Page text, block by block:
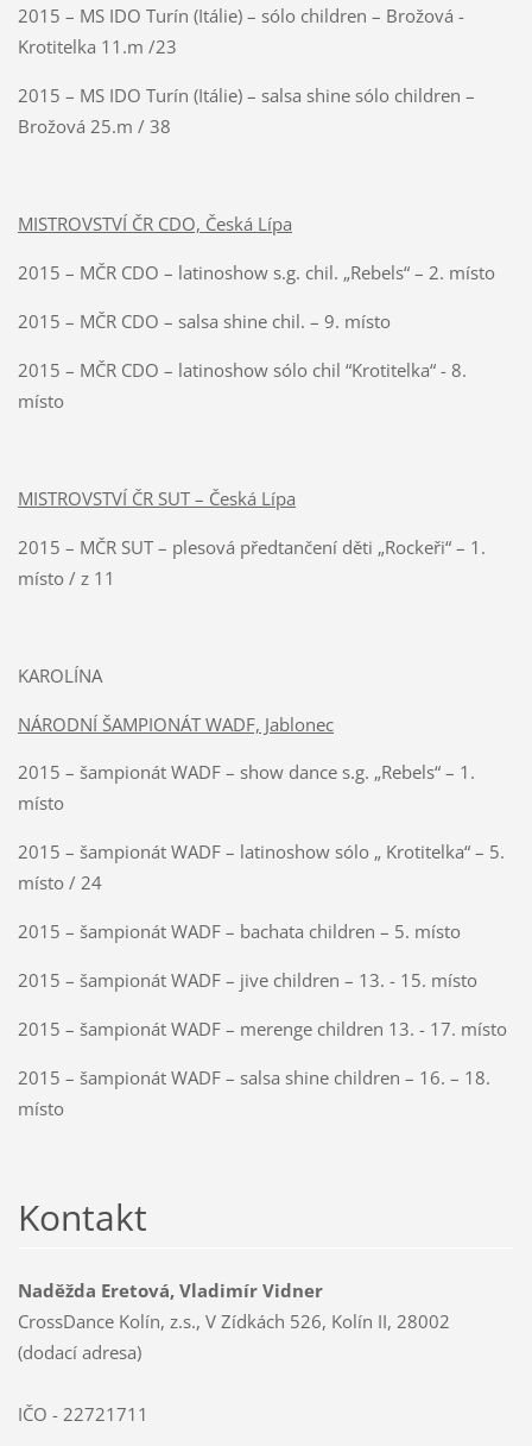
2015 – MS IDO Turín (Itálie) – sólo children – Brožová -
Krotitelka 11.m /23
2015 – MS IDO Turín (Itálie) – salsa shine sólo children –
Brožová 25.m / 38
MISTROVSTVÍ ČR CDO, Česká Lípa
2015 – MČR CDO – latinoshow s.g. chil. „Rebels“ – 2. místo
2015 – MČR CDO – salsa shine chil. – 9. místo
2015 – MČR CDO – latinoshow sólo chil “Krotitelka“ - 8.
místo
MISTROVSTVÍ ČR SUT – Česká Lípa
2015 – MČR SUT – plesová předtančení děti „Rockeři“ – 1.
místo / z 11
KAROLÍNA
NÁRODNÍ ŠAMPIONÁT WADF, Jablonec
2015 – šampionát WADF – show dance s.g. „Rebels“ – 1.
místo
2015 – šampionát WADF – latinoshow sólo „ Krotitelka“ – 5.
místo / 24
2015 – šampionát WADF – bachata children – 5. místo
2015 – šampionát WADF – jive children – 13. - 15. místo
2015 – šampionát WADF – merenge children 13. - 17. místo
2015 – šampionát WADF – salsa shine children – 16. – 18.
místo
Kontakt
Naděžda Eretová, Vladimír Vidner
CrossDance Kolín, z.s., V Zídkách 526, Kolín II, 28002
(dodací adresa)
IČO - 22721711